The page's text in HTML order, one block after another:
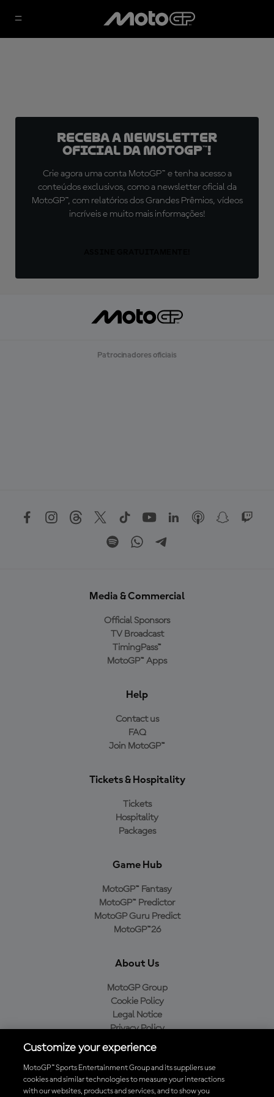
Receba a newsletter
oficial da MotoGP™!
Crie agora uma conta MotoGP™ e tenha acesso a
conteúdos exclusivos, como a newsletter oficial da
MotoGP™, com relatórios dos Grandes Prêmios, vídeos
incríveis e muito mais informações!
Patrocinadores oficiais
Media & Commercial
Official Sponsors
TV Broadcast
TimingPass™
MotoGP™ Apps
Help
Contact us
FAQ
Join MotoGP™
Tickets & Hospitality
Tickets
Hospitality
Packages
Game Hub
MotoGP™ Fantasy
MotoGP™ Predictor
MotoGP Guru Predict
MotoGP™26
About Us
MotoGP Group
Cookie Policy
Legal Notice
Privacy Policy
Purchase Policy
Baixe o aplicativo oficial da MotoGP™
Customize your experience
MotoGP™ Sports Entertainment Group and its suppliers use
cookies and similar technologies to measure your interactions
with our websites, products and services, and to show you